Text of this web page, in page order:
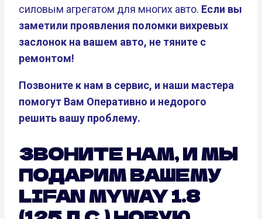
силовым агрегатом для многих авто. Если вы
заметили проявления поломки вихревых
заслонок на вашем авто, не тяните с
ремонтом!
Позвоните к нам в сервис, и наши мастера
помогут Вам Оперативно и недорого
решить вашу проблему.
ЗВОНИТЕ НАМ, И МЫ
ПОДАРИМ ВАШЕМУ
LIFAN MYWAY 1.8